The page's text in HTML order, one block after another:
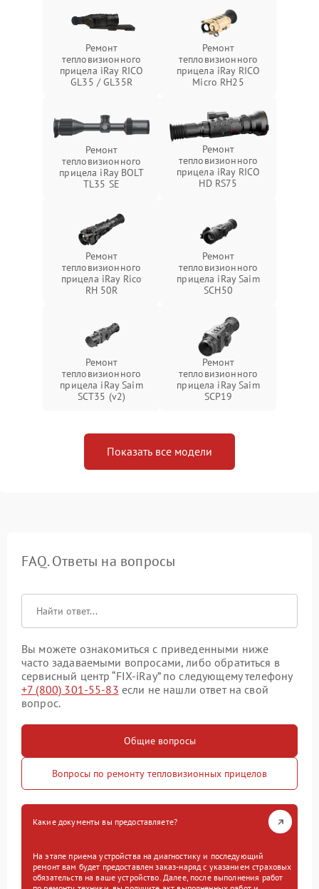
Ремонт
тепловизионного
прицела iRay RICO
GL35 / GL35R
Ремонт
тепловизионного
прицела iRay RICO
Micro RH25
Ремонт
тепловизионного
прицела iRay BOLT
TL35 SE
Ремонт
тепловизионного
прицела iRay RICO
HD RS75
Ремонт
тепловизионного
прицела iRay Rico
RH 50R
Ремонт
тепловизионного
прицела iRay Saim
SCH50
Ремонт
тепловизионного
прицела iRay Saim
SCT35 (v2)
Ремонт
тепловизионного
прицела iRay Saim
SCP19
Показать все модели
FAQ. Ответы на вопросы
Вы можете ознакомиться с приведенными ниже
часто задаваемыми вопросами, либо обратиться в
сервисный центр “FIX-iRay” по следующему телефону
+7 (800) 301-55-83 если не нашли ответ на свой
вопрос.
Общие вопросы
Вопросы по ремонту тепловизионных прицелов
Какие документы вы предоставляете?
На этапе приема устройства на диагностику и последующий
ремонт вам будет предоставлен заказ-наряд с указанием страховых
обязательств на ваше устройство. Далее, после выполнения работ